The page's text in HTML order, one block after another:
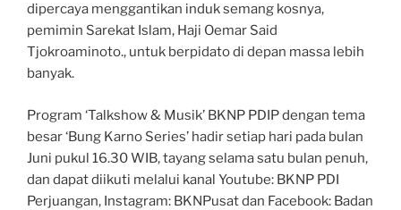
dipercaya menggantikan induk semang kosnya,
pemimin Sarekat Islam, Haji Oemar Said
Tjokroaminoto., untuk berpidato di depan massa lebih
banyak.
Program ‘Talkshow & Musik’ BKNP PDIP dengan tema
besar ‘Bung Karno Series’ hadir setiap hari pada bulan
Juni pukul 16.30 WIB, tayang selama satu bulan penuh,
dan dapat diikuti melalui kanal Youtube: BKNP PDI
Perjuangan, Instagram: BKNPusat dan Facebook: Badan